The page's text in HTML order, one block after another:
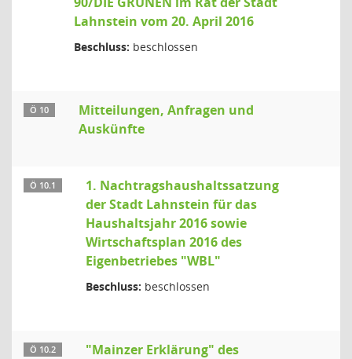
Lahnstein vom 20. April 2016
Beschluss: beschlossen
Ö 10
Mitteilungen, Anfragen und
Auskünfte
Ö 10.1
1. Nachtragshaushaltssatzung
der Stadt Lahnstein für das
Haushaltsjahr 2016 sowie
Wirtschaftsplan 2016 des
Eigenbetriebes "WBL"
Beschluss: beschlossen
Ö 10.2
"Mainzer Erklärung" des